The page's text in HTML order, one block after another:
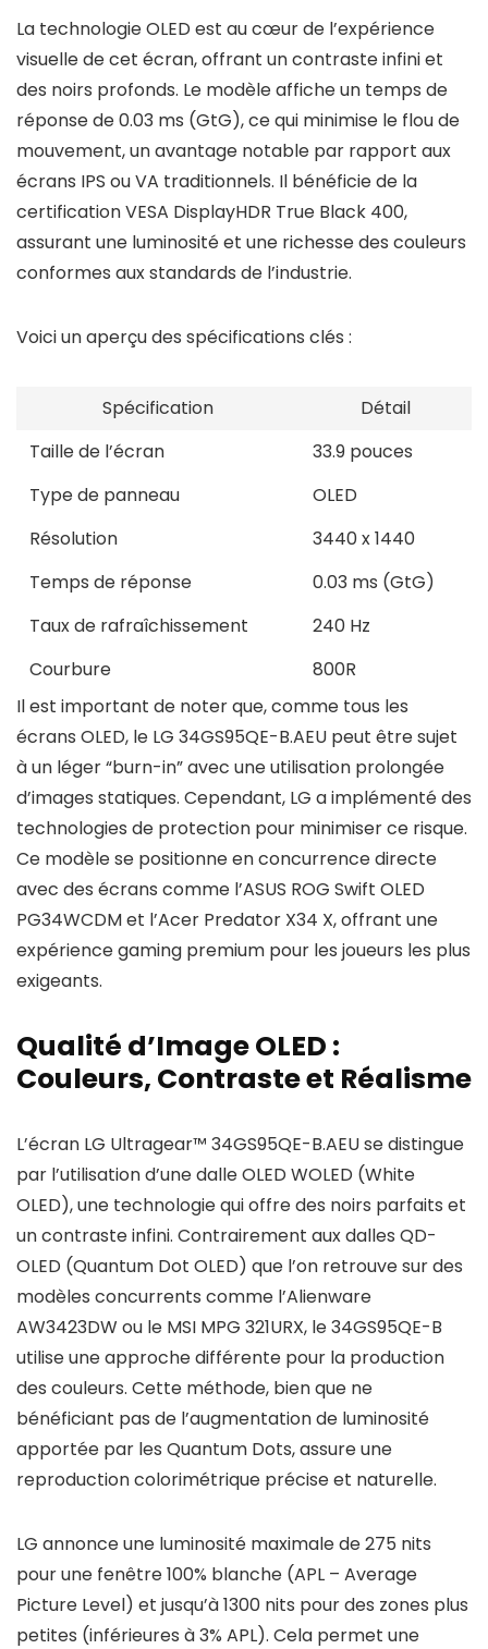
La technologie OLED est au cœur de l’expérience
visuelle de cet écran, offrant un contraste infini et
des noirs profonds. Le modèle affiche un temps de
réponse de 0.03 ms (GtG), ce qui minimise le flou de
mouvement, un avantage notable par rapport aux
écrans IPS ou VA traditionnels. Il bénéficie de la
certification VESA DisplayHDR True Black 400,
assurant une luminosité et une richesse des couleurs
conformes aux standards de l’industrie.
Voici un aperçu des spécifications clés :
Spécification
Détail
Taille de l’écran
33.9 pouces
Type de panneau
OLED
Résolution
3440 x 1440
Temps de réponse
0.03 ms (GtG)
Taux de rafraîchissement
240 Hz
Courbure
800R
Il est important de noter que, comme tous les
écrans OLED, le LG 34GS95QE-B.AEU peut être sujet
à un léger “burn-in” avec une utilisation prolongée
d’images statiques. Cependant, LG a implémenté des
technologies de protection pour minimiser ce risque.
Ce modèle se positionne en concurrence directe
avec des écrans comme l’ASUS ROG Swift OLED
PG34WCDM et l’Acer Predator X34 X, offrant une
expérience gaming premium pour les joueurs les plus
exigeants.
Qualité d’Image OLED :
Couleurs, Contraste et Réalisme
L’écran LG Ultragear™ 34GS95QE-B.AEU se distingue
par l’utilisation d’une dalle OLED WOLED (White
OLED), une technologie qui offre des noirs parfaits et
un contraste infini. Contrairement aux dalles QD-
OLED (Quantum Dot OLED) que l’on retrouve sur des
modèles concurrents comme l’Alienware
AW3423DW ou le MSI MPG 321URX, le 34GS95QE-B
utilise une approche différente pour la production
des couleurs. Cette méthode, bien que ne
bénéficiant pas de l’augmentation de luminosité
apportée par les Quantum Dots, assure une
reproduction colorimétrique précise et naturelle.
LG annonce une luminosité maximale de 275 nits
pour une fenêtre 100% blanche (APL – Average
Picture Level) et jusqu’à 1300 nits pour des zones plus
petites (inférieures à 3% APL). Cela permet une